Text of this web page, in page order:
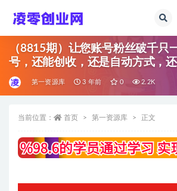
（8815期）让您账号粉丝破千只
号，还能创收，还是自动方式，
第一资源库 3 年前 0 2.2K
当前位置： 首页 第一资源库 正文